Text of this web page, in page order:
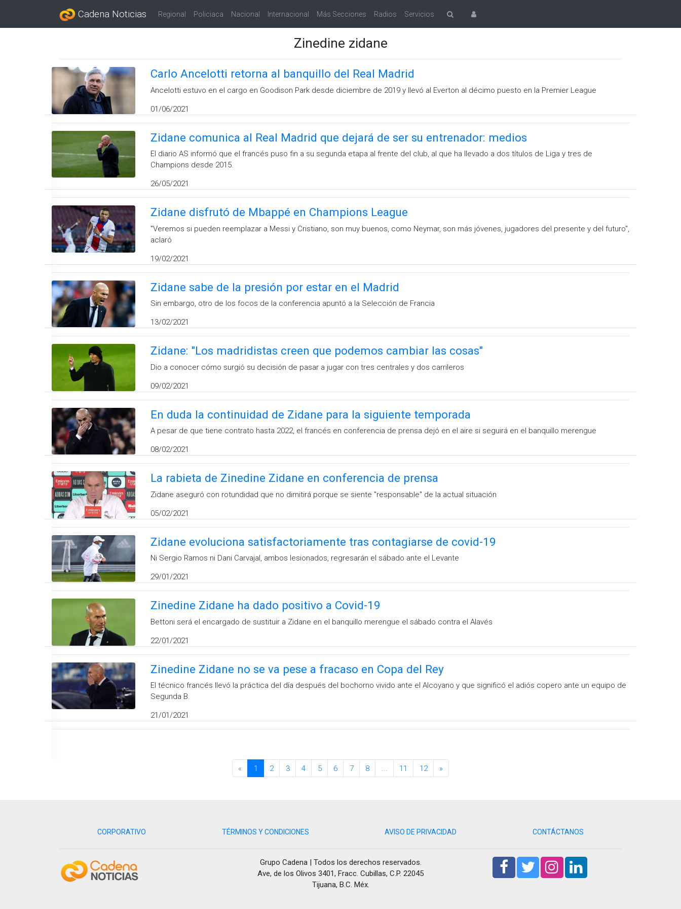
Cadena Noticias Regional Policiaca Nacional Internacional Más Secciones Radios Servicios
Zinedine zidane
Carlo Ancelotti retorna al banquillo del Real Madrid
Ancelotti estuvo en el cargo en Goodison Park desde diciembre de 2019 y llevó al Everton al décimo puesto en la Premier League
01/06/2021
Zidane comunica al Real Madrid que dejará de ser su entrenador: medios
El diario AS informó que el francés puso fin a su segunda etapa al frente del club, al que ha llevado a dos títulos de Liga y tres de
Champions desde 2015.
26/05/2021
Zidane disfrutó de Mbappé en Champions League
"Veremos si pueden reemplazar a Messi y Cristiano, son muy buenos, como Neymar, son más jóvenes, jugadores del presente y del futuro",
aclaró
19/02/2021
Zidane sabe de la presión por estar en el Madrid
Sin embargo, otro de los focos de la conferencia apuntó a la Selección de Francia
13/02/2021
Zidane: "Los madridistas creen que podemos cambiar las cosas"
Dio a conocer cómo surgió su decisión de pasar a jugar con tres centrales y dos carrileros
09/02/2021
En duda la continuidad de Zidane para la siguiente temporada
A pesar de que tiene contrato hasta 2022, el francés en conferencia de prensa dejó en el aire si seguirá en el banquillo merengue
08/02/2021
La rabieta de Zinedine Zidane en conferencia de prensa
Zidane aseguró con rotundidad que no dimitirá porque se siente "responsable" de la actual situación
05/02/2021
Zidane evoluciona satisfactoriamente tras contagiarse de covid-19
Ni Sergio Ramos ni Dani Carvajal, ambos lesionados, regresarán el sábado ante el Levante
29/01/2021
Zinedine Zidane ha dado positivo a Covid-19
Bettoni será el encargado de sustituir a Zidane en el banquillo merengue el sábado contra el Alavés
22/01/2021
Zinedine Zidane no se va pese a fracaso en Copa del Rey
​El técnico francés llevó la práctica del día después del bochorno vivido ante el Alcoyano y que significó el adiós copero ante un equipo de
Segunda B.
21/01/2021
« 1 2 3 4 5 6 7 8 11 12 »
CORPORATIVO TÉRMINOS Y CONDICIONES AVISO DE PRIVACIDAD CONTÁCTANOS
Grupo Cadena | Todos los derechos reservados.
Ave, de los Olivos 3401, Fracc. Cubillas, C.P. 22045
Tijuana, B.C. Méx.